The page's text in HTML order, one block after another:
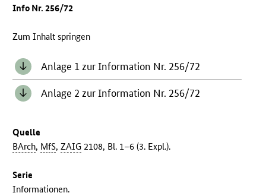
Info Nr. 256/72
Zum Inhalt springen
Anlage 1 zur Information Nr. 256/72
Anlage 2 zur Information Nr. 256/72
Quelle
BArch, MfS,ZAIG 2108, Bl. 1–6 (3. Expl.).
Serie
Informationen.